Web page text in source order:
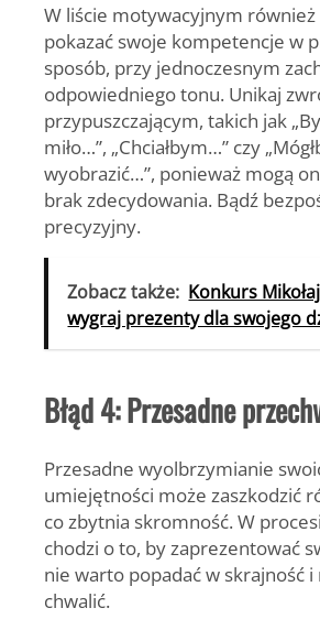
W liście motywacyjnym również
pokazać swoje kompetencje w
sposób, przy jednoczesnym
odpowiedniego tonu. Unikaj
przypuszczającym, takich jak
miło…”, „Chciałbym…” czy
wyobrazić…”, ponieważ mogą
brak zdecydowania. Bądź
precyzyjny.
Zobacz także: Konkurs
wygraj prezenty dla swojego
Błąd 4: Przesadne
Przesadne wyolbrzymianie
umiejętności może zaszkodzić
co zbytnia skromność. W
chodzi o to, by zaprezentować
nie warto popadać w skrajność
chwalić.